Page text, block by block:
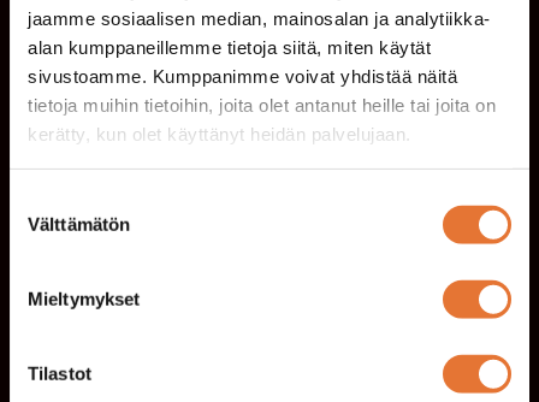
jaamme sosiaalisen median, mainosalan ja analytiikka-
alan kumppaneillemme tietoja siitä, miten käytät
sivustoamme. Kumppanimme voivat yhdistää näitä
tietoja muihin tietoihin, joita olet antanut heille tai joita on
kerätty, kun olet käyttänyt heidän palvelujaan.
valinta
Välttämätön
Mieltymykset
Tilastot
Spiced Gin & Tonic 0,0% 8,50
Seedlip Spice, Fever Tree Tonic
Aperitivo Spritz 0,0% 9,00
Mionetto Rose
Prosecco 0%, Mionetto Aperitivo 0%, Sooda,
7UP, Appelsiini
Draft
Maltti Lager 5,1% 0,4l
tilaa loistaa. Kuivahumaloitu ja suodattamaton
lager on maultaan raikas ja kevyen sitruksinen